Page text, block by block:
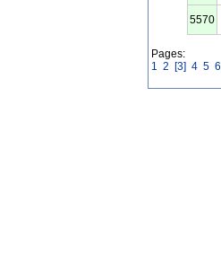
5570
Pages:
1 2 [3] 4 5 6